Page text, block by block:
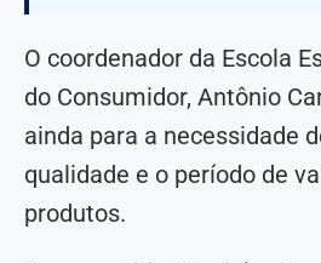
O coordenador da Escola
do Consumidor, Antônio
ainda para a necessidade
qualidade e o período de
produtos.